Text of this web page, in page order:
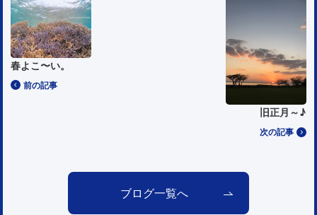
前の記事
春よこ〜い。
次の記事
旧正月～♪
ブログ一覧へ